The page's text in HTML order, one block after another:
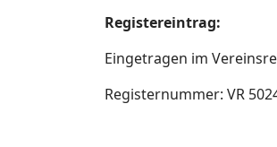
Registereintrag:
Eingetragen im
Registernummer: VR